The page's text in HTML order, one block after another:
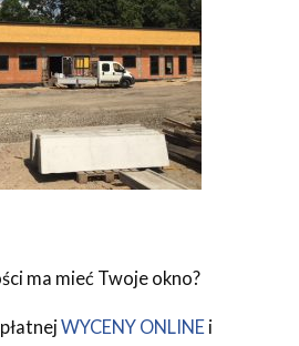
ma mieć Twoje okno?
WYCENY ONLINE i